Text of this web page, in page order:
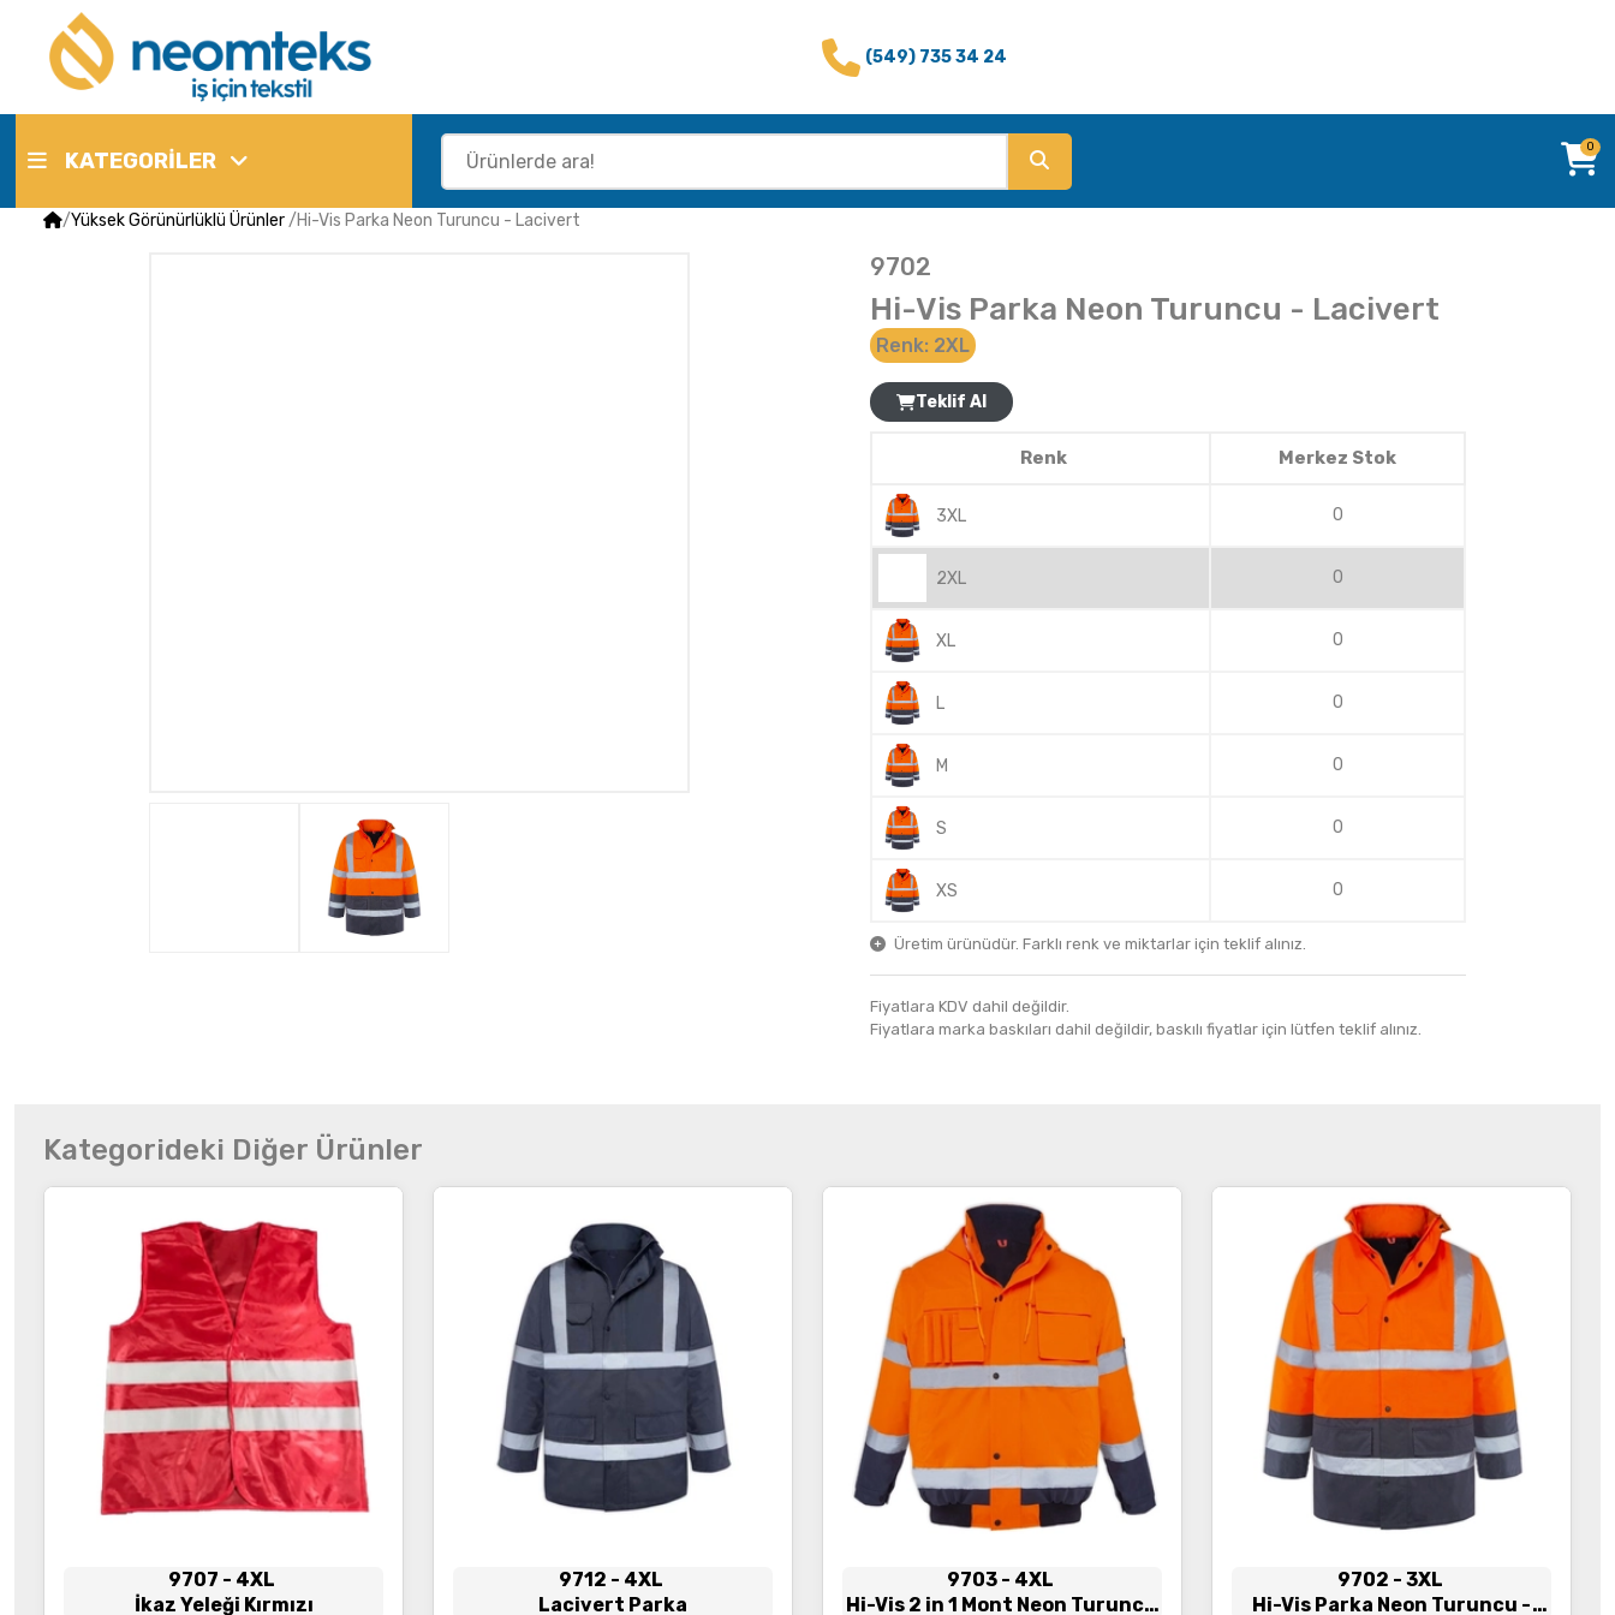
(549) 735 34 24
KATEGORİLER
0
/Yüksek Görünürlüklü Ürünler/Hi-Vis Parka Neon Turuncu - Lacivert
9702
Hi-Vis Parka Neon Turuncu - Lacivert
Renk: 2XL
Teklif Al
Renk Merkez Stok
3XL 0
2XL 0
XL 0
L 0
M 0
S 0
XS 0
Üretim ürünüdür. Farklı renk ve miktarlar için teklif alınız.
Fiyatlara KDV dahil değildir.
Fiyatlara marka baskıları dahil değildir, baskılı fiyatlar için lütfen teklif alınız.
Kategorideki Diğer Ürünler
İncele
9707 - 4XL
İkaz Yeleği Kırmızı
İncele
9712 - 4XL
Lacivert Parka
İncele
9703 - 4XL
Hi-Vis 2 in 1 Mont Neon Turuncu
İncele
9702 - 3XL
Hi-Vis Parka Neon Turuncu -